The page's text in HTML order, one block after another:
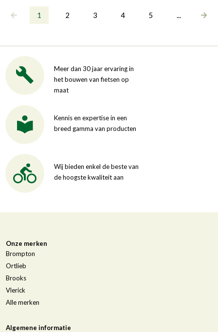
1 2 3 4 5 ...
Meer dan 30 jaar ervaring in
het bouwen van fietsen op
maat
Kennis en expertise in een
breed gamma van producten
Wij bieden enkel de beste van
de hoogste kwaliteit aan
Onze merken
Brompton
Ortlieb
Brooks
Vlerick
Alle merken
Algemene informatie